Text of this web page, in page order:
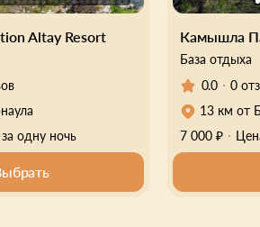
Altay Resort
одну ночь
Камышла
База отдыха
0.0
0
13 км от
7 000 ₽